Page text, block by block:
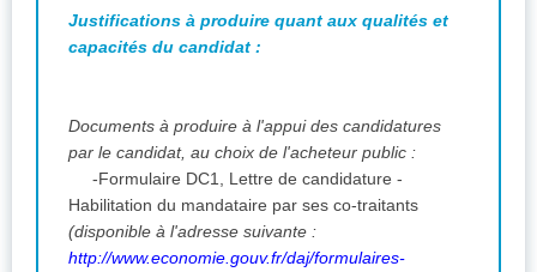
Justifications à produire quant aux qualités et
capacités du candidat :
Documents à produire à l'appui des candidatures
par le candidat, au choix de l'acheteur public :
-Formulaire DC1, Lettre de candidature -
Habilitation du mandataire par ses co-traitants
(disponible à l'adresse suivante :
http://www.economie.gouv.fr/daj/formulaires-